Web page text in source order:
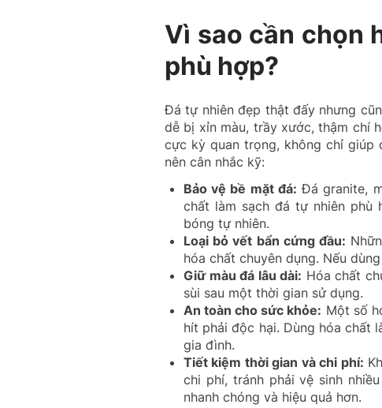
Vì sao cần chọn
phù hợp?
Đá tự nhiên đẹp thật đấy nhưng
dễ bị xỉn màu, trầy xước, thậm chí
cực kỳ quan trọng, không chỉ giúp
nên cân nhắc kỹ:
Bảo vệ bề mặt đá: Đá granite,
chất làm sạch đá tự nhiên
bóng tự nhiên.
Loại bỏ vết bẩn cứng đầu:
hóa chất chuyên dụng. Nếu
Giữ màu đá lâu dài: Hóa chất
sùi sau một thời gian sử dụng.
An toàn cho sức khỏe: Một số
hít phải độc hại. Dùng hóa chất
gia đình.
Tiết kiệm thời gian và chi phí:
chi phí, tránh phải vệ sinh
nhanh chóng và hiệu quả hơn.